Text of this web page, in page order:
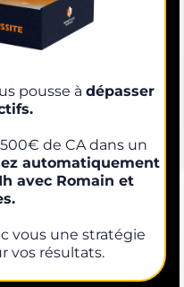
pousse à dépasser
de CA dans un
automatiquement
avec Romain et
vous une stratégie
vos résultats.